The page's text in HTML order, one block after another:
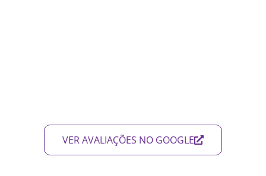
VER AVALIAÇÕES NO GOOGLE